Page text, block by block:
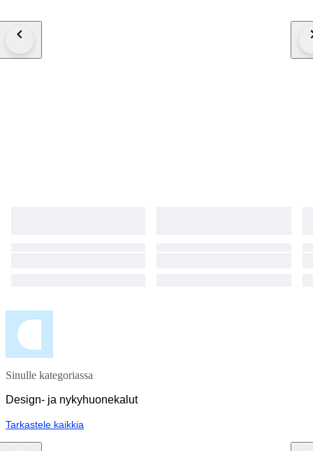
Sinulle kategoriassa
Design- ja nykyhuonekalut
Tarkastele kaikkia